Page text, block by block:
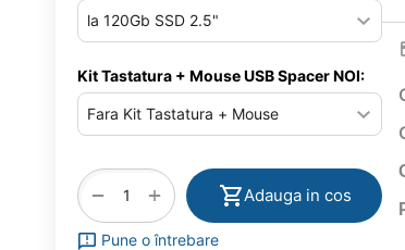
Kit Tastatura + Mouse USB Spacer NOI:
+
− Adauga in cos
Pune o întrebare